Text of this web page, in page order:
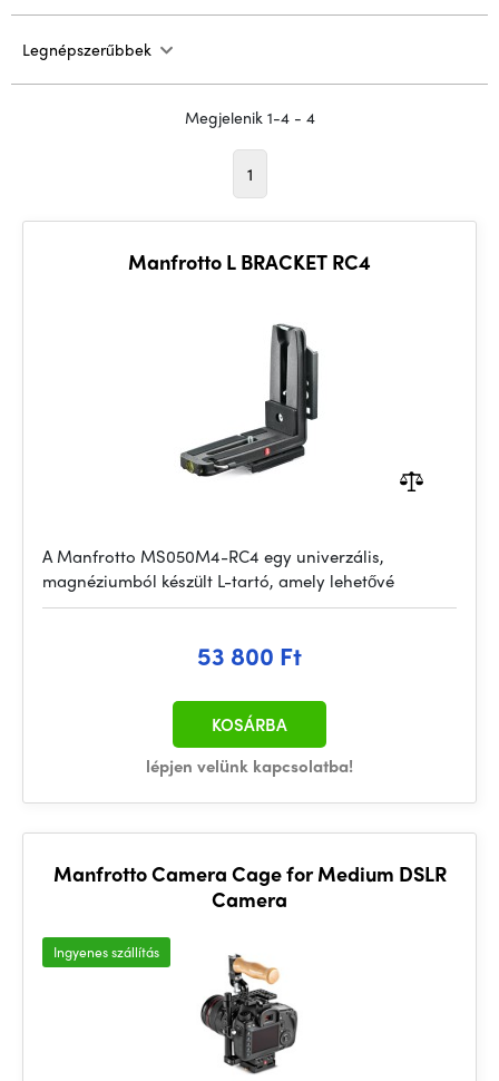
Legnépszerűbbek
Megjelenik 1-4 - 4
1
Manfrotto L BRACKET RC4
A Manfrotto MS050M4-RC4 egy univerzális,
magnéziumból készült L-tartó, amely lehetővé
53 800 Ft
lépjen velünk kapcsolatba!
KOSÁRBA
Manfrotto Camera Cage for Medium DSLR
Camera
Ingyenes szállítás